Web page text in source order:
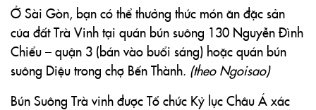
Ở Sài Gòn, bạn có thể thưởng thức món ăn đặc sản
của đất Trà Vinh tại quán bún suông 130 Nguyễn Đình
Chiểu – quận 3 (bán vào buổi sáng) hoặc quán bún
suông Diệu trong chợ Bến Thành. (theo Ngoisao)
Bún Suông Trà vinh được Tổ chức Kỷ lục Châu Á xác